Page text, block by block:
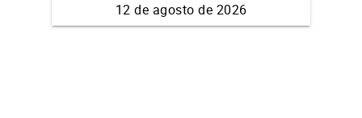
12 de agosto de 2026